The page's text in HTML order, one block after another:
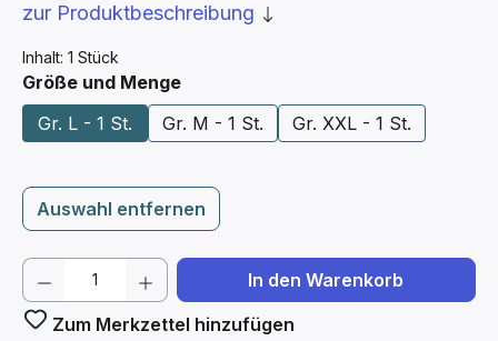
Inhalt: 1 Stück
zur Produktbeschreibung
Größe und Mengeauswählen
Gr. L - 1 St.
Gr. M - 1 St. Gr. XXL - 1 St.
Auswahl entfernen
Produkt Anzahl: Gib den gewünschten
In den Warenkorb
Zum Merkzettel hinzufügen